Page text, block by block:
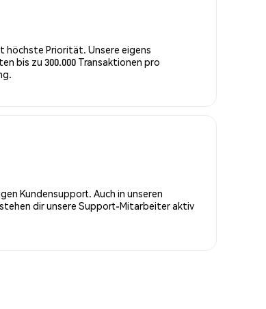
höchste Priorität. Unsere eigens
bis zu 300.000 Transaktionen pro
Kundensupport. Auch in unseren
dir unsere Support-Mitarbeiter aktiv